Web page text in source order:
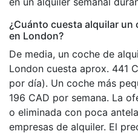
¿Cuánto cuesta alquilar un
en London?
De media, un coche de
London cuesta aprox. 441
por día). Un coche más
196 CAD por semana. La
o eliminada con poca
empresas de alquiler. El